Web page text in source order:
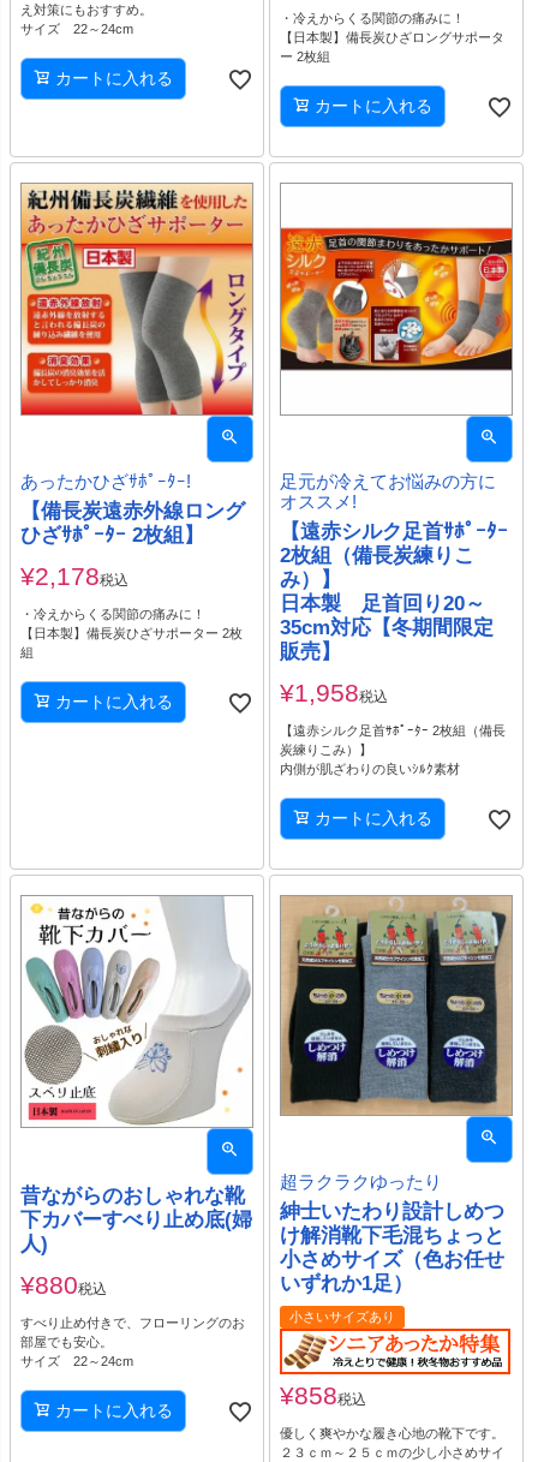
え対策にもおすすめ。
サイズ 22～24cm
カートに入れる
・冷えからくる関節の痛みに！
【日本製】備長炭ひざロングサポータ
ー 2枚組
カートに入れる
あったかひざｻﾎﾟｰﾀｰ!
【備長炭遠赤外線ロング
ひざｻﾎﾟｰﾀｰ 2枚組】
¥2,178税込
・冷えからくる関節の痛みに！
【日本製】備長炭ひざサポーター 2枚
組
カートに入れる
足元が冷えてお悩みの方に
オススメ!
【遠赤シルク足首ｻﾎﾟｰﾀｰ
2枚組（備長炭練りこ
み）】
日本製 足首回り20～
35cm対応【冬期間限定
販売】
¥1,958税込
【遠赤シルク足首ｻﾎﾟｰﾀｰ 2枚組（備長
炭練りこみ）】
内側が肌ざわりの良いｼﾙｸ素材
カートに入れる
昔ながらのおしゃれな靴
下カバーすべり止め底(婦
人)
¥880税込
すべり止め付きで、フローリングのお
部屋でも安心。
サイズ 22～24cm
カートに入れる
超ラクラクゆったり
紳士いたわり設計しめつ
け解消靴下毛混ちょっと
小さめサイズ（色お任せ
いずれか1足）
小さいサイズあり
¥858税込
優しく爽やかな履き心地の靴下です。
２３ｃｍ～２５ｃｍの少し小さめサイ